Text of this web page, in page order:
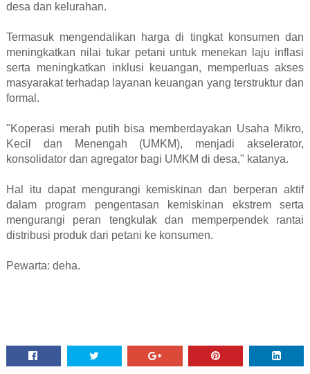
desa dan kelurahan.
Termasuk mengendalikan harga di tingkat konsumen dan
meningkatkan nilai tukar petani untuk menekan laju inflasi
serta meningkatkan inklusi keuangan, memperluas akses
masyarakat terhadap layanan keuangan yang terstruktur dan
formal.
"Koperasi merah putih bisa memberdayakan Usaha Mikro,
Kecil dan Menengah (UMKM), menjadi akselerator,
konsolidator dan agregator bagi UMKM di desa," katanya.
Hal itu dapat mengurangi kemiskinan dan berperan aktif
dalam program pengentasan kemiskinan ekstrem serta
mengurangi peran tengkulak dan memperpendek rantai
distribusi produk dari petani ke konsumen.
Pewarta: deha.